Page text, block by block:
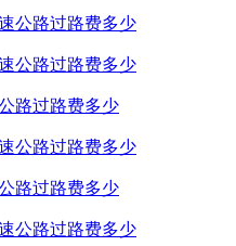
公路过路费多少
公路过路费多少
路过路费多少
公路过路费多少
路过路费多少
公路过路费多少